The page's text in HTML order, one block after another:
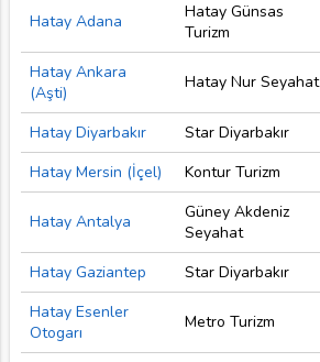
Hatay Adana
Hatay Günsas
Turizm
Hatay Ankara
(Aşti)
Hatay Nur Seyahat
Hatay Diyarbakır Star Diyarbakır
Hatay Mersin (İçel)
Kontur Turizm
Hatay Antalya
Güney Akdeniz
Seyahat
Hatay Gaziantep Star Diyarbakır
Hatay Esenler
Otogarı
Metro Turizm